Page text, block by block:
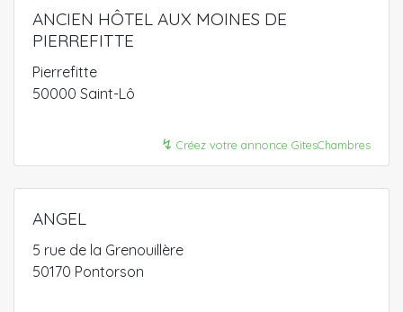
ANCIEN HÔTEL AUX MOINES DE
PIERREFITTE
Pierrefitte
50000 Saint-Lô
↯ Créez votre annonce GitesChambres
ANGEL
5 rue de la Grenouillère
50170 Pontorson